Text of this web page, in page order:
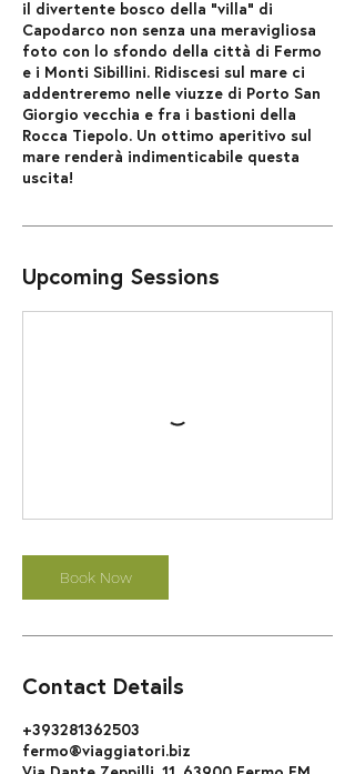
il divertente bosco della "villa" di
Capodarco non senza una meravigliosa
foto con lo sfondo della città di Fermo
e i Monti Sibillini. Ridiscesi sul mare ci
addentreremo nelle viuzze di Porto San
Giorgio vecchia e fra i bastioni della
Rocca Tiepolo. Un ottimo aperitivo sul
mare renderà indimenticabile questa
uscita!
Upcoming Sessions
Book Now
Contact Details
+393281362503
fermo@viaggiatori.biz